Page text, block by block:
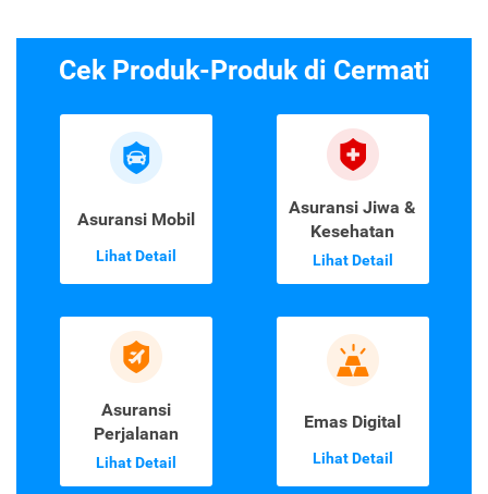
Cek Produk-Produk di Cermati
Asuransi Mobil
Lihat Detail
Asuransi Jiwa &
Kesehatan
Lihat Detail
Asuransi
Perjalanan
Lihat Detail
Emas Digital
Lihat Detail